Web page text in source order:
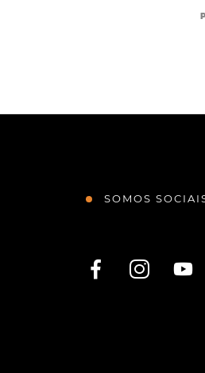
SOMOS